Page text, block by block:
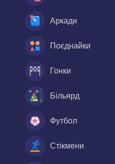
Аркади
Поєднайки
Гонки
Більярд
Футбол
Стікмени